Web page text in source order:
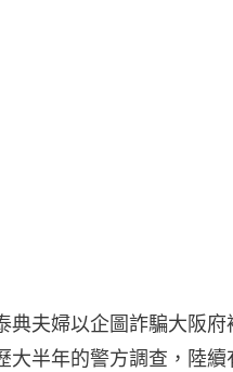
典夫婦以企圖詐騙大阪
大半年的警方調查，陸